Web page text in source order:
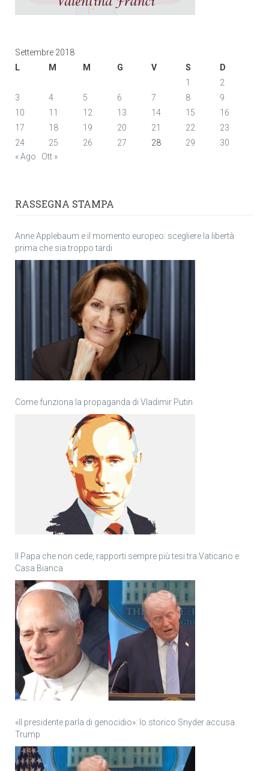
Settembre 2018
L
M M G V S
D
1
2
3
4 5 6 7 8
9
10
11 12 13 14 15
16
17
18 19 20 21 22
23
24
25 26 27 28 29
30
« Ago
Ott »
RASSEGNA STAMPA
Anne Applebaum e il momento europeo: scegliere la libertà
prima che sia troppo tardi
Come funziona la propaganda di Vladimir Putin
Il Papa che non cede, rapporti sempre più tesi tra Vaticano e
Casa Bianca
«Il presidente parla di genocidio»: lo storico Snyder accusa
Trump